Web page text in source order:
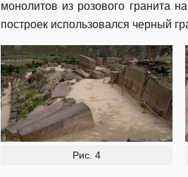
монолитов из розового гранита
построек использовался черный
Рис. 4